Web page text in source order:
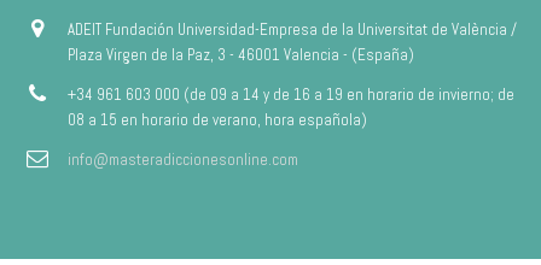
ADEIT Fundación Universidad-Empresa de la Universitat de València /
Plaza Virgen de la Paz, 3 - 46001 Valencia - (España)
+34 961 603 000 (de 09 a 14 y de 16 a 19 en horario de invierno; de
08 a 15 en horario de verano, hora española)
info@masteradiccionesonline.com